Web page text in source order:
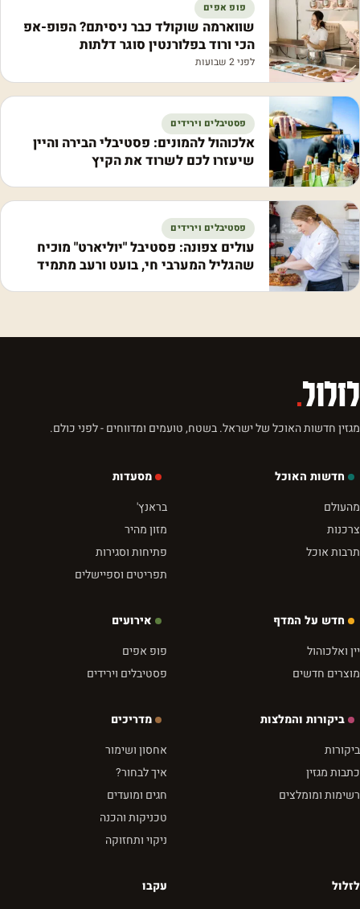
פופ אפים
שווארמה שוקולד כבר ניסיתם? הפופ-אפ
הכי ורוד בפלורנטין סוגר דלתות
לפני 2 שבועות
פסטיבלים וירידים
אלכוהול להמונים: פסטיבלי הבירה והיין
שיעזרו לכם לשרוד את הקיץ
פסטיבלים וירידים
עולים צפונה: פסטיבל "יוליארט" מוכיח
שהגליל המערבי חי, בועט ורעב מתמיד
לזלול.
מגזין חדשות האוכל של ישראל. בשטח, טועמים ומדווחים - לפני כולם.
חדשות האוכל
מהעולם
צרכנות
תרבות אוכל
מסעדות
בראנץ'
מזון מהיר
פתיחות וסגירות
תפריטים וספיישלים
חדש על המדף
יין ואלכוהול
מוצרים חדשים
אירועים
פופ אפים
פסטיבלים וירידים
ביקורות והמלצות
ביקורות
כתבות מגזין
רשימות ומומלצים
מדריכים
אחסון ושימור
איך לבחור?
חגים ומועדים
טכניקות והכנה
ניקוי ותחזוקה
לזלול
עקבו